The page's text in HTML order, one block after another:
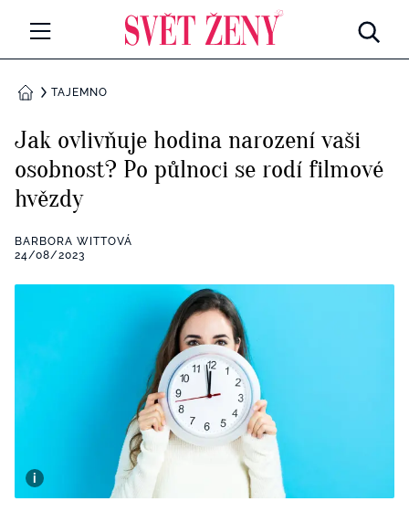
Všechny kategorie
Rozhovory
RETROHUBKY
Všechny kategorie
Seberozvoj
Všechny kategorie
Rady a tipy
BurdaMedia
Extra
SVĚT ŽENY - 599 KČ
ROČNÍ PŘEDPLATNÉ SVĚT ŽENY +
DOMŮTAJEMNO
Jak ovlivňuje hodina narození vaši
osobnost? Po půlnoci se rodí filmové
hvězdy
BARBORA WITTOVÁ
24/08/2023